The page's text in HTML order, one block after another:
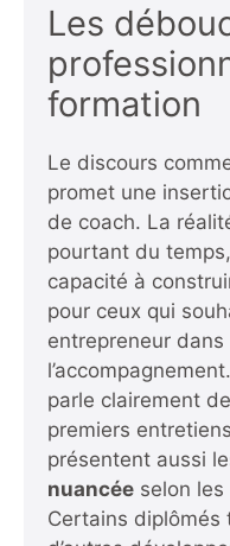
Les
formation
Le discours
promet une
de coach. La
pourtant du
capacité à
pour ceux qui
entrepreneur dans
parle clairement
premiers
présentent aussi
nuancée selon
Certains diplômés